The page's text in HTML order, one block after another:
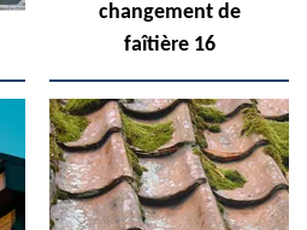
changement de
faîtière 16